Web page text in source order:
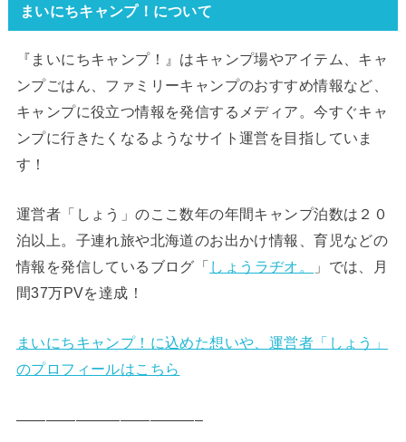
まいにちキャンプ！について
『まいにちキャンプ！』はキャンプ場やアイテム、キャ
ンプごはん、ファミリーキャンプのおすすめ情報など、
キャンプに役立つ情報を発信するメディア。今すぐキャ
ンプに行きたくなるようなサイト運営を目指していま
す！
運営者「しょう」のここ数年の年間キャンプ泊数は２０
泊以上。子連れ旅や北海道のお出かけ情報、育児などの
情報を発信しているブログ「 しょうラヂオ。
」では、月
間37万PVを達成！
まいにちキャンプ！に込めた想いや、運営者「しょう」
のプロフィールはこちら
————————————–